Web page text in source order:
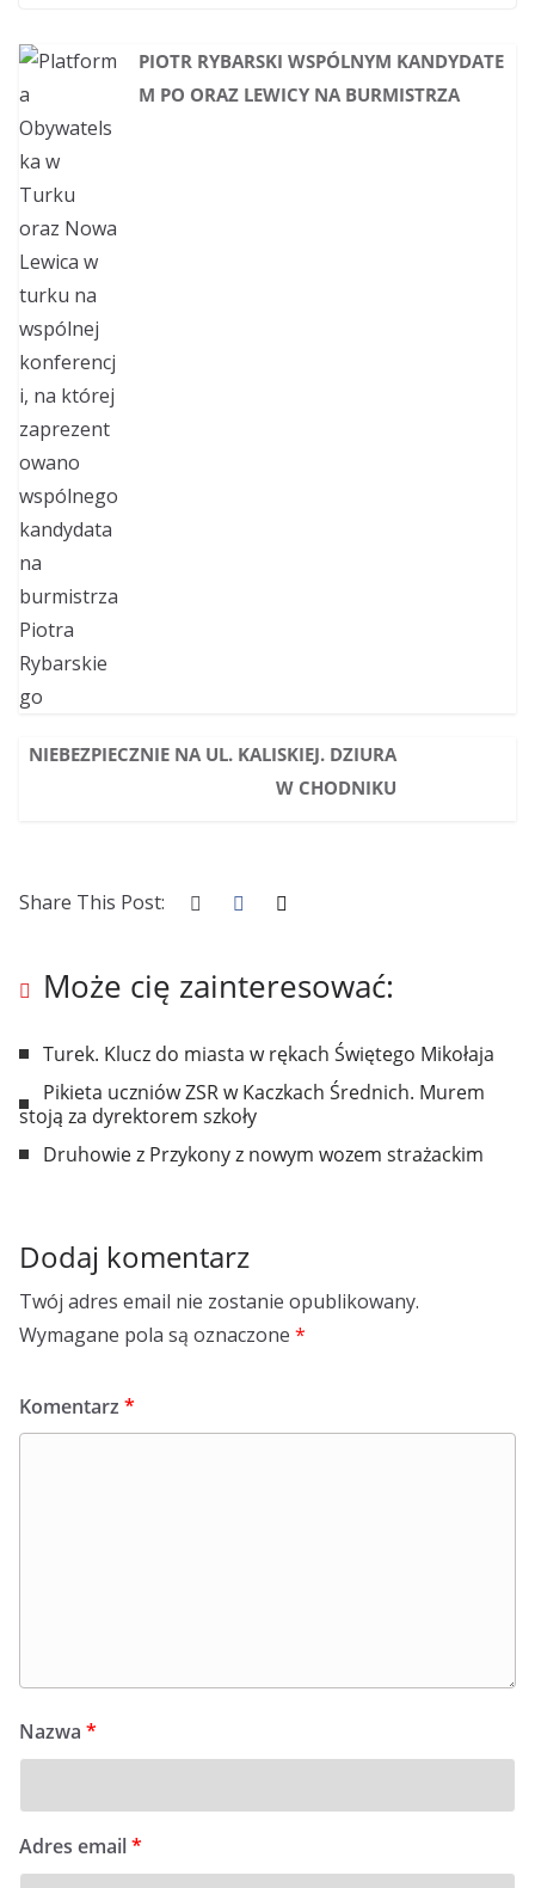
PIOTR RYBARSKI WSPÓLNYM KANDYDATE
M PO ORAZ LEWICY NA BURMISTRZA
NIEBEZPIECZNIE NA UL. KALISKIEJ. DZIURA
W CHODNIKU
Share This Post:
Może cię zainteresować:
Turek. Klucz do miasta w rękach Świętego Mikołaja
Pikieta uczniów ZSR w Kaczkach Średnich. Murem
stoją za dyrektorem szkoły
Druhowie z Przykony z nowym wozem strażackim
Dodaj komentarz
Twój adres email nie zostanie opublikowany.
Wymagane pola są oznaczone *
Komentarz *
Nazwa *
Adres email*